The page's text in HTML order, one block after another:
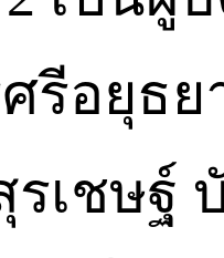
รีอยุธย
รเชษฐ์